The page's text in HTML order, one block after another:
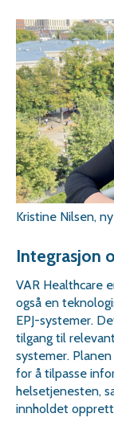
Kristine Nilsen,
Integrasjon
VAR Healthcare
også en
EPJ-systemer.
tilgang til
systemer.
for å tilpasse
helsetjenesten,
innholdet